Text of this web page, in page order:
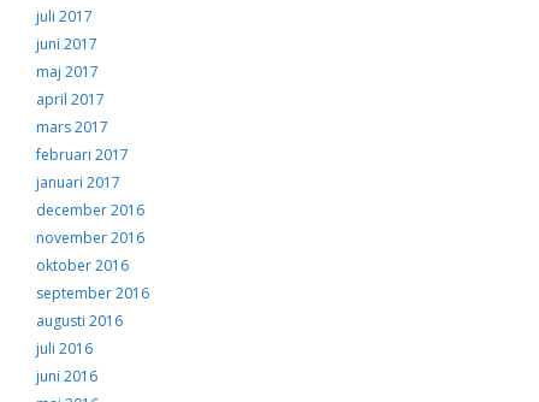
juli 2017
juni 2017
maj 2017
april 2017
mars 2017
februari 2017
januari 2017
december 2016
november 2016
oktober 2016
september 2016
augusti 2016
juli 2016
juni 2016